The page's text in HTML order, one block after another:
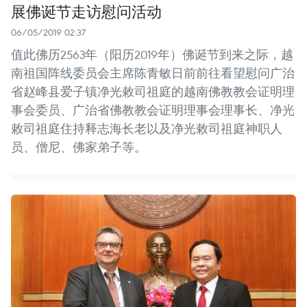
展佛诞节走访慰问活动
06/05/2019 02:37
值此佛历2563年（阳历2019年）佛诞节到来之际，越
南祖国阵线委员会主席陈青敏日前前往看望慰问广治
省赵峰县爱子镇净光敕司祖庭的越南佛教教会证明理
事会委员、广治省佛教教会证明理事会理事长、净光
敕司祖庭住持释志海长老以及净光敕司祖庭神职人
员、僧尼、佛家弟子等。